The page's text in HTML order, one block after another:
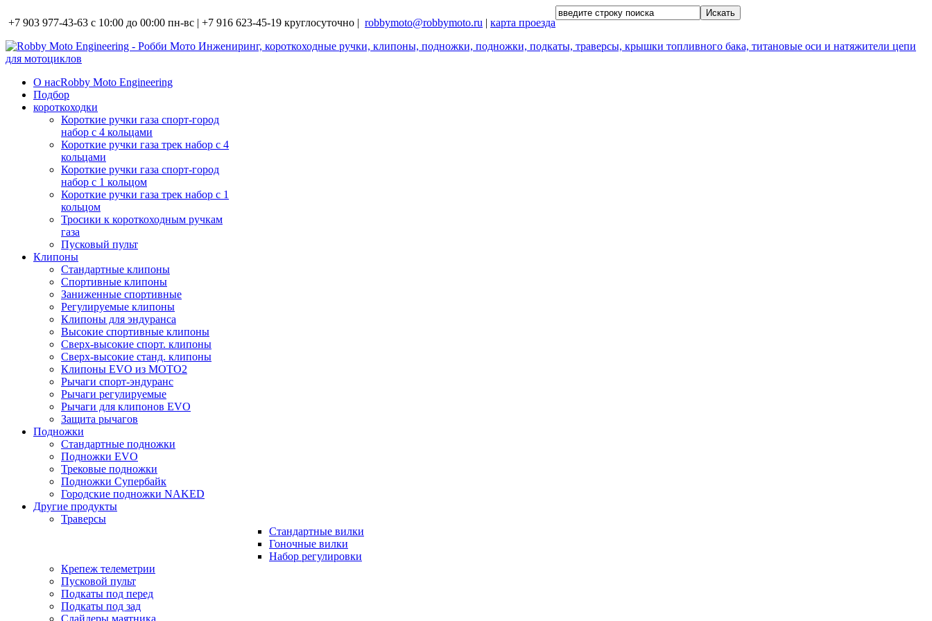
+7 903 977-43-63 с 10:00 до 00:00 пн-вс | +7 916 623-45-19 круглосуточно | robbymoto@robbymoto.ru | карта проезда
О насRobby Moto Engineering
Подбор
короткоходки
Короткие ручки газа спорт-город
набор с 4 кольцами
Короткие ручки газа трек набор с 4
кольцами
Короткие ручки газа спорт-город
набор с 1 кольцом
Короткие ручки газа трек набор с 1
кольцом
Тросики к короткоходным ручкам
газа
Пусковый пульт
Клипоны
Стандартные клипоны
Спортивные клипоны
Заниженные спортивные
Регулируемые клипоны
Клипоны для эндуранса
Высокие спортивные клипоны
Сверх-высокие спорт. клипоны
Сверх-высокие станд. клипоны
Клипоны EVO из MOTO2
Рычаги спорт-эндуранс
Рычаги регулируемые
Рычаги для клипонов EVO
Защита рычагов
Подножки
Стандартные подножки
Подножки EVO
Трековые подножки
Подножки Супербайк
Городские подножки NAKED
Другие продукты
Траверсы
Стандартные вилки
Гоночные вилки
Набор регулировки
Крепеж телеметрии
Пусковой пульт
Подкаты под перед
Подкаты под зад
Слайдеры маятника